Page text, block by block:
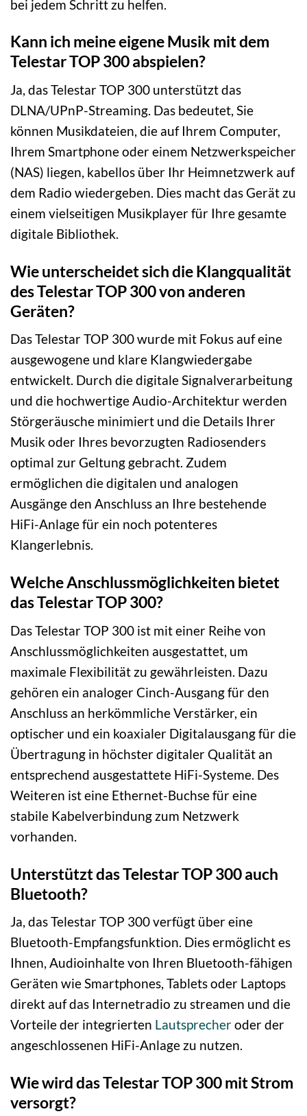
bei jedem Schritt zu helfen.
Kann ich meine eigene Musik mit dem
Telestar TOP 300 abspielen?
Ja, das Telestar TOP 300 unterstützt das
DLNA/UPnP-Streaming. Das bedeutet, Sie
können Musikdateien, die auf Ihrem Computer,
Ihrem Smartphone oder einem Netzwerkspeicher
(NAS) liegen, kabellos über Ihr Heimnetzwerk auf
dem Radio wiedergeben. Dies macht das Gerät zu
einem vielseitigen Musikplayer für Ihre gesamte
digitale Bibliothek.
Wie unterscheidet sich die Klangqualität
des Telestar TOP 300 von anderen
Geräten?
Das Telestar TOP 300 wurde mit Fokus auf eine
ausgewogene und klare Klangwiedergabe
entwickelt. Durch die digitale Signalverarbeitung
und die hochwertige Audio-Architektur werden
Störgeräusche minimiert und die Details Ihrer
Musik oder Ihres bevorzugten Radiosenders
optimal zur Geltung gebracht. Zudem
ermöglichen die digitalen und analogen
Ausgänge den Anschluss an Ihre bestehende
HiFi-Anlage für ein noch potenteres
Klangerlebnis.
Welche Anschlussmöglichkeiten bietet
das Telestar TOP 300?
Das Telestar TOP 300 ist mit einer Reihe von
Anschlussmöglichkeiten ausgestattet, um
maximale Flexibilität zu gewährleisten. Dazu
gehören ein analoger Cinch-Ausgang für den
Anschluss an herkömmliche Verstärker, ein
optischer und ein koaxialer Digitalausgang für die
Übertragung in höchster digitaler Qualität an
entsprechend ausgestattete HiFi-Systeme. Des
Weiteren ist eine Ethernet-Buchse für eine
stabile Kabelverbindung zum Netzwerk
vorhanden.
Unterstützt das Telestar TOP 300 auch
Bluetooth?
Ja, das Telestar TOP 300 verfügt über eine
Bluetooth-Empfangsfunktion. Dies ermöglicht es
Ihnen, Audioinhalte von Ihren Bluetooth-fähigen
Geräten wie Smartphones, Tablets oder Laptops
direkt auf das Internetradio zu streamen und die
Vorteile der integrierten Lautsprecheroder der
angeschlossenen HiFi-Anlage zu nutzen.
Wie wird das Telestar TOP 300 mit Strom
versorgt?